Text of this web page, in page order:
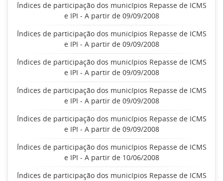
Índices de participação dos municípios Repasse de ICMS
e IPI - A partir de 09/09/2008
Índices de participação dos municípios Repasse de ICMS
e IPI - A partir de 09/09/2008
Índices de participação dos municípios Repasse de ICMS
e IPI - A partir de 09/09/2008
Índices de participação dos municípios Repasse de ICMS
e IPI - A partir de 09/09/2008
Índices de participação dos municípios Repasse de ICMS
e IPI - A partir de 09/09/2008
Índices de participação dos municípios Repasse de ICMS
e IPI - A partir de 10/06/2008
Índices de participação dos municípios Repasse de ICMS